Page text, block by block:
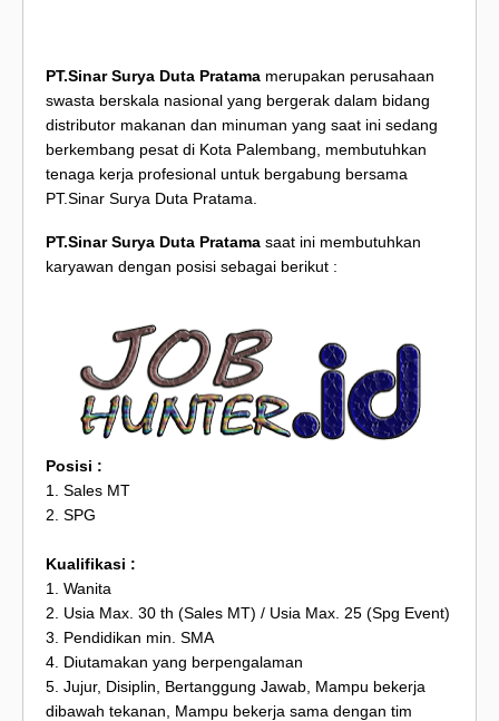
PT.Sinar Surya Duta Pratama merupakan perusahaan
swasta berskala nasional yang bergerak dalam bidang
distributor makanan dan minuman yang saat ini sedang
berkembang pesat di Kota Palembang, membutuhkan
tenaga kerja profesional untuk bergabung bersama
PT.Sinar Surya Duta Pratama.
PT.Sinar Surya Duta Pratama saat ini membutuhkan
karyawan dengan posisi sebagai berikut :
Posisi :
1. Sales MT
2. SPG
Kualifikasi :
1. Wanita
2. Usia Max. 30 th (Sales MT) / Usia Max. 25 (Spg Event)
3. Pendidikan min. SMA
4. Diutamakan yang berpengalaman
5. Jujur, Disiplin, Bertanggung Jawab, Mampu bekerja
dibawah tekanan, Mampu bekerja sama dengan tim